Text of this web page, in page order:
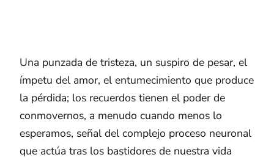
Una punzada de tristeza, un suspiro de pesar, el
ímpetu del amor, el entumecimiento que produce
la pérdida; los recuerdos tienen el poder de
conmovernos, a menudo cuando menos lo
esperamos, señal del complejo proceso neuronal
que actúa tras los bastidores de nuestra vida